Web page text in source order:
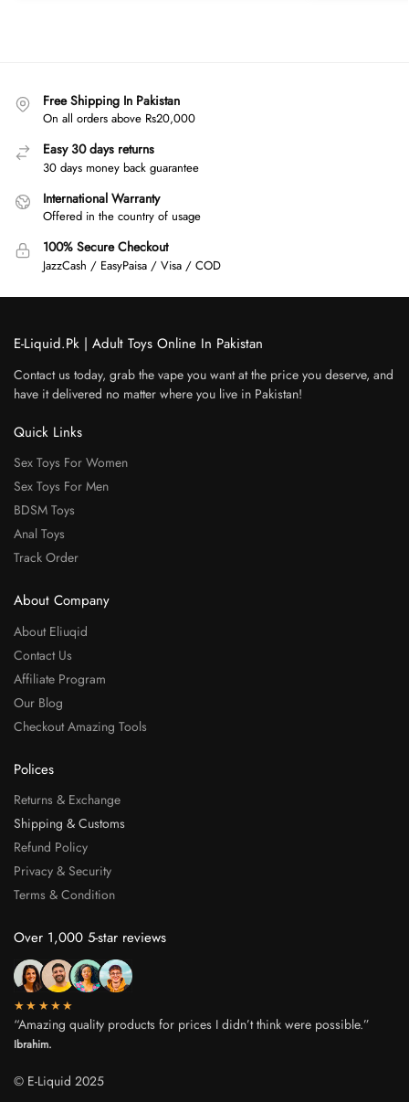
Free Shipping In Pakistan
On all orders above Rs20,000
Easy 30 days returns
30 days money back guarantee
International Warranty
Offered in the country of usage
100% Secure Checkout
JazzCash / EasyPaisa / Visa / COD
E-Liquid.Pk | Adult Toys Online In Pakistan
Contact us today, grab the vape you want at the price you deserve, and
have it delivered no matter where you live in Pakistan!
Quick Links
Sex Toys For Women
Sex Toys For Men
BDSM Toys
Anal Toys
Track Order
About Company
About Eliuqid
Contact Us
Affiliate Program
Our Blog
Checkout Amazing Tools
Polices
Returns & Exchange
Shipping & Customs
Refund Policy
Privacy & Security
Terms & Condition
Over 1,000 5-star reviews
★★★★★
“Amazing quality products for prices I didn’t think were possible.”
Ibrahim.
© E-Liquid 2025